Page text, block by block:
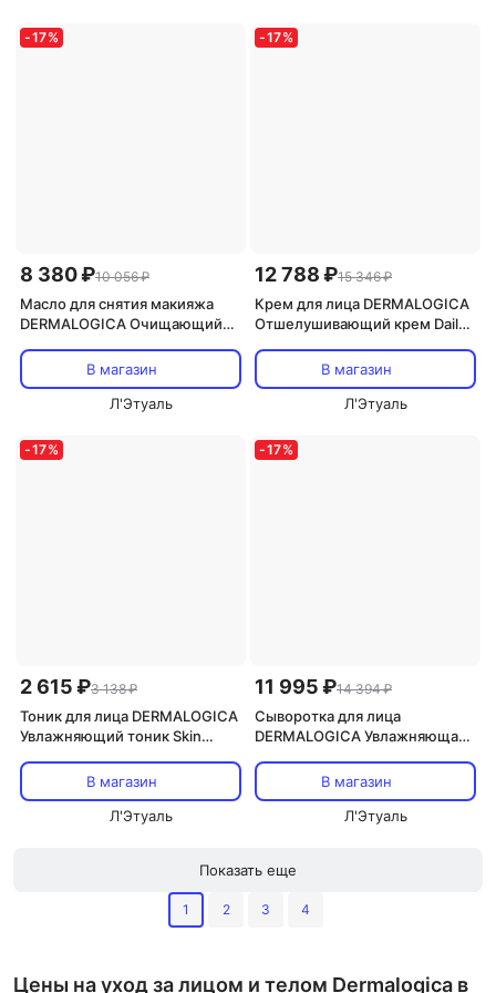
-17%
8 380 ₽10 056 ₽
Масло для снятия макияжа
DERMALOGICA Очищающий
Total Cleanser 250
В магазин
Л'Этуаль
-17%
12 788 ₽15 346 ₽
Крем для лица DERMALOGICA
Отшелушивающий крем Daily
В магазин
Л'Этуаль
-17%
2 615 ₽3 138 ₽
Тоник для лица DERMALOGICA
Увлажняющий тоник Skin
В магазин
Л'Этуаль
-17%
11 995 ₽14 394 ₽
Сыворотка для лица
DERMALOGICA Увлажняющая
В магазин
Л'Этуаль
Показать еще
1 2 3 4
Цены на уход за лицом и телом Dermalogica в